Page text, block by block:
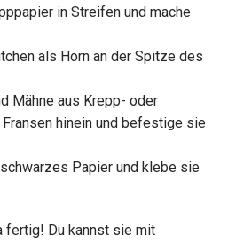
in Streifen und mache
als Horn an der Spitze des
Mähne aus Krepp- oder
hinein und befestige sie
Papier und klebe sie
fertig! Du kannst sie mit